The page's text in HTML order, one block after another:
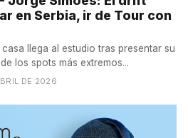
en Serbia, ir de Tour con
llega al estudio tras presentar su
los spots más extremos...
DE 2026